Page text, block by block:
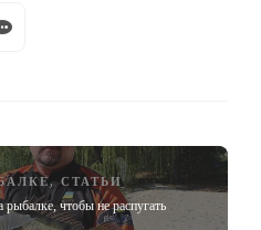
, СТАТЬИ
рыбалке, чтобы не распугать